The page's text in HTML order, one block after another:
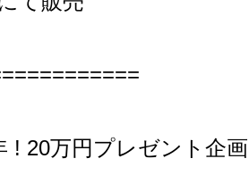
! 20万円プレゼント企